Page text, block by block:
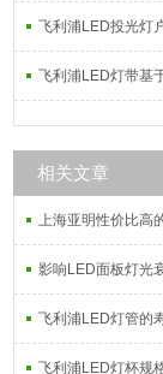
飞利浦LED投光灯
飞利浦LED灯带基
相关文章
上海亚明性价比高
影响LED面板灯光
飞利浦LED灯管的
飞利浦LED灯杯规